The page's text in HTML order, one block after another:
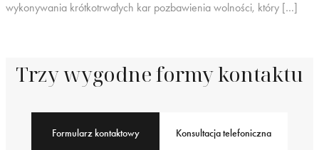
wykonywania krótkotrwałych kar pozbawienia wolności, który […]
Trzy wygodne formy kontaktu
Formularz kontaktowy Konsultacja telefoniczna